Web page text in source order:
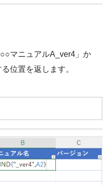
マニュアルA_ver4」か
位置を返します。